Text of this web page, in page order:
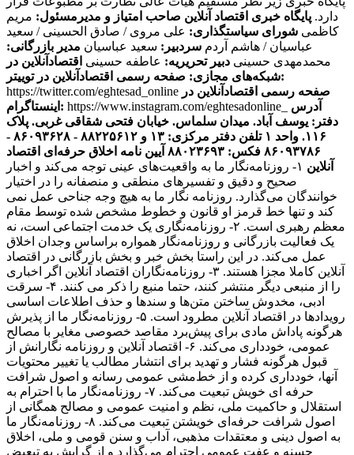
دارد. پایگاه خبری اقتصاد آنلاین صاحب امتیاز و مدیرمسئول: مریم
کاظمی شورای سیاستگذاری: علی مروی / صادق الحسینی / سعید
عباسیان / هاشم آردم سردبیر: سعید عباسیان مدیر بازرگانی:
محمدمهدی حسینی دبیر تحریریه: عاطفه حسینی اقتصادآنلاین در
شبکه‌های مجازی:صفحه رسمی اقتصادآنلاین در توییتر:
https://twitter.com/eghtesad_online صفحه رسمی اقتصادآنلاین در
اینستاگرام: https://www.instagram.com/eghtesadonline_ آدرس
دفتر: یوسف آباد. میدان سلماس. خیابان فتحی شقاقی غربی. پلاک
۱۱۶. واحد ۱
تلفن دفتر مرکزی: ۱۳ و ۸۸۲۲۵۶۱۲ - ۸۶۰۹۳۶۲۸ -
۸۶۰۹۳۷۸۶ فکس: ۸۸۰۲۳۶۹۳
آیین نامه اخلاق حرفه‌ای اقتصاد
آنلاین
۱- روزنامه‌نگار ما به واقعیت‌های عینی توجه می‌کند و اخبار
صحیح و دقیق و تفسیرهای منطقی و منصفانه را در اختیار
خوانندگان می‌گذارد. روزنامه نگار ما به هیچ وجه جناحی عمل نمی
کند و تنها خط قرمز او قانون و خطوط مشخص شده توسط مقام
معظم رهبری است. ۲- روزنامه‌نگاری یک خدمت اجتماعی است، نه
یک فعالیت بازرگانی و روزنامه‌نگار همواره براساس وجدان اخلاق
عمل می‌کند. در این راستا بخش خبر و بخش بازرگانی در اقتصاد
آنلاین کاملا مجزا هستند. ۳- روزنامه‌نگاران اقتصاد آنلاین اگر اخباری
را از منبعی دیگر منتشر کنند، حتما منبع را ذکر می کنند. ۴- سرقت
ادبی، مخدوش ساختن متن‌ها و سندها و حذف اطلاعات اساسی
رویدادها در اقتصاد آنلاین مطرود است. ۵- روزنامه‌نگار ما از پذیرش
هرگونه پاداش مادی برای پیش‌برد مقاصد خصوصی مغایر با مصالح
عمومی، خودداری می‌کند. ۶- اقتصاد آنلاین و روزنامه نگارانش از
قبول هرگونه فشار و تهدید برای انتشار مطالب یا تغییر محتویات
آنها، خودداری کرده و از خط‌مشی عمومی رسانه و اصول شرافت
حرفه ای خویش تبعیت می‌کند. ۷- روزنامه‌نگار ما با احترام به
استقلال و حاکمیت ملی، نظم و امنیت عمومی و مصالح همگانی از
اصول شرافت حرفه‌ای خویشتن تبعیت می‌کند. ۸- روزنامه‌نگار ما
به اصول دینی و معتقدات مذهبی، آداب و سنن قومی و ملی، اخلاق
حسنه و عفت عمومی احترام می‌گذارد و از گرایش به تبعیض